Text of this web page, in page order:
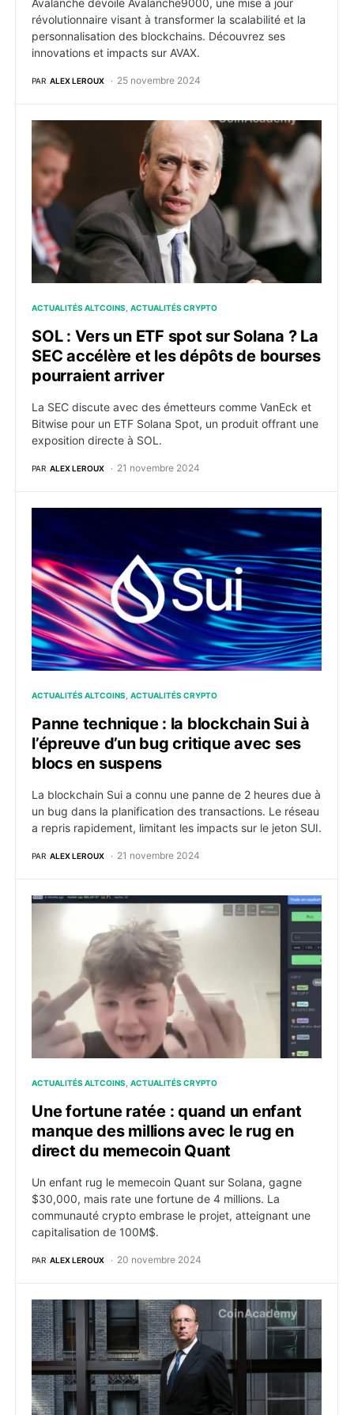
Avalanche dévoile Avalanche9000, une mise à jour
révolutionnaire visant à transformer la scalabilité et la
personnalisation des blockchains. Découvrez ses
innovations et impacts sur AVAX.
PAR ALEX LEROUX 25 novembre 2024
SOL : Vers un ETF spot sur Solana ? La SEC
ACTUALITÉS ALTCOINS ACTUALITÉS CRYPTO
SOL : Vers un ETF spot sur Solana ? La
SEC accélère et les dépôts de bourses
pourraient arriver
La SEC discute avec des émetteurs comme VanEck et
Bitwise pour un ETF Solana Spot, un produit offrant une
exposition directe à SOL.
PAR ALEX LEROUX 21 novembre 2024
Panne technique : la blockchain Sui à l’épreuve
ACTUALITÉS ALTCOINS ACTUALITÉS CRYPTO
Panne technique : la blockchain Sui à
l’épreuve d’un bug critique avec ses
blocs en suspens
La blockchain Sui a connu une panne de 2 heures due à
un bug dans la planification des transactions. Le réseau
a repris rapidement, limitant les impacts sur le jeton SUI.
PAR ALEX LEROUX 21 novembre 2024
Une fortune ratée : quand un enfant manque des
ACTUALITÉS ALTCOINS ACTUALITÉS CRYPTO
Une fortune ratée : quand un enfant
manque des millions avec le rug en
direct du memecoin Quant
Un enfant rug le memecoin Quant sur Solana, gagne
$30,000, mais rate une fortune de 4 millions. La
communauté crypto embrase le projet, atteignant une
capitalisation de 100M$.
PAR ALEX LEROUX 20 novembre 2024
RWA : BlackRock lance son jeton BUIDL sur la